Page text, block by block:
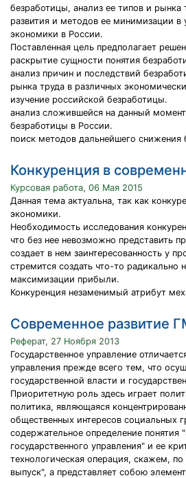
безработицы, анализ ее типов и рынка
развития и методов ее минимизации в
экономики в России.
Поставленная цель предполагает
раскрытие сущности понятия
анализ причин и последствий
рынка труда в различных
изучение российской безработицы.
анализ сложившейся на данный
безработицы в России.
поиск методов дальнейшего снижения
Конкуренция в
Курсовая работа, 06 Мая 2015
Данная тема актуальна, так как
экономики.
Необходимость исследования
что без нее невозможно представить
создает в нем заинтересованность у
стремится создать что-то радикально
максимизации прибыли.
Конкуренция незаменимый атрибут
Современное развитие
Реферат, 27 Ноября 2013
Государственное управление
управления прежде всего тем, что
государственной власти и
Приоритетную роль здесь играет
политика, являющаяся
общественных интересов социальных
содержательное определение понятия
государственного управления" и ее
технологическая операция, скажем,
выпуск", а представляет собою